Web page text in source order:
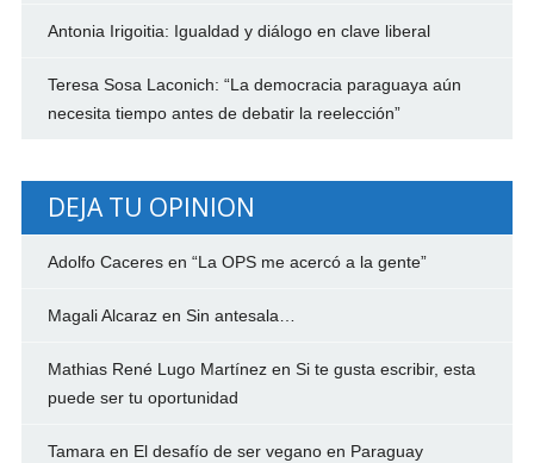
Antonia Irigoitia: Igualdad y diálogo en clave liberal
Teresa Sosa Laconich: “La democracia paraguaya aún
necesita tiempo antes de debatir la reelección”
DEJA TU OPINION
Adolfo Caceresen “La OPS me acercó a la gente”
Magali Alcarazen Sin antesala…
Mathias René Lugo Martínezen Si te gusta escribir, esta
puede ser tu oportunidad
Tamara en El desafío de ser vegano en Paraguay